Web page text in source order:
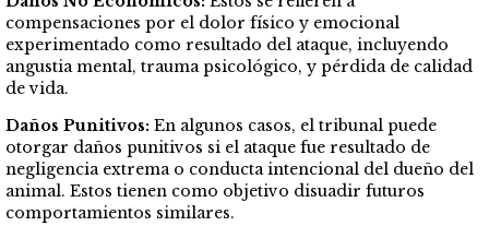
compensaciones por el dolor físico y emocional
experimentado como resultado del ataque, incluyendo
angustia mental, trauma psicológico, y pérdida de calidad
de vida.
Daños Punitivos: En algunos casos, el tribunal puede
otorgar daños punitivos si el ataque fue resultado de
negligencia extrema o conducta intencional del dueño del
animal. Estos tienen como objetivo disuadir futuros
comportamientos similares.